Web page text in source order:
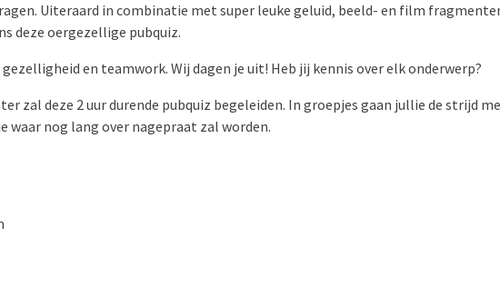
Uiteraard in combinatie met super leuke geluid, beeld- en film
deze oergezellige pubquiz.
en teamwork. Wij dagen je uit! Heb jij kennis over elk onderwerp?
zal deze 2 uur durende pubquiz begeleiden. In groepjes gaan jullie de strijd
waar nog lang over nagepraat zal worden.